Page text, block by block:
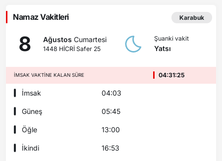
Namaz Vakitleri Karabuk
8 Ağustos Cumartesi
1448 HİCRİ Safer 25
Şuanki vakit
Yatsı
İMSAK VAKTINE KALAN SÜRE 04:31:23
İmsak 04:03
Güneş 05:45
Öğle 13:00
İkindi 16:53